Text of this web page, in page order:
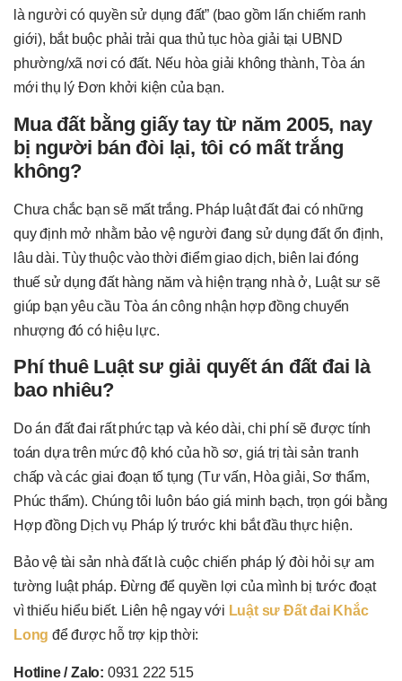
là người có quyền sử dụng đất” (bao gồm lấn chiếm ranh
giới), bắt buộc phải trải qua thủ tục hòa giải tại UBND
phường/xã nơi có đất. Nếu hòa giải không thành, Tòa án
mới thụ lý Đơn khởi kiện của bạn.
Mua đất bằng giấy tay từ năm 2005, nay
bị người bán đòi lại, tôi có mất trắng
không?
Chưa chắc bạn sẽ mất trắng. Pháp luật đất đai có những
quy định mở nhằm bảo vệ người đang sử dụng đất ổn định,
lâu dài. Tùy thuộc vào thời điểm giao dịch, biên lai đóng
thuế sử dụng đất hàng năm và hiện trạng nhà ở, Luật sư sẽ
giúp bạn yêu cầu Tòa án công nhận hợp đồng chuyển
nhượng đó có hiệu lực.
Phí thuê Luật sư giải quyết án đất đai là
bao nhiêu?
Do án đất đai rất phức tạp và kéo dài, chi phí sẽ được tính
toán dựa trên mức độ khó của hồ sơ, giá trị tài sản tranh
chấp và các giai đoạn tố tụng (Tư vấn, Hòa giải, Sơ thẩm,
Phúc thẩm). Chúng tôi luôn báo giá minh bạch, trọn gói bằng
Hợp đồng Dịch vụ Pháp lý trước khi bắt đầu thực hiện.
Bảo vệ tài sản nhà đất là cuộc chiến pháp lý đòi hỏi sự am
tường luật pháp. Đừng để quyền lợi của mình bị tước đoạt
vì thiếu hiểu biết. Liên hệ ngay với Luật sư Đất đai Khắc
Long để được hỗ trợ kịp thời:
Hotline / Zalo: 0931 222 515